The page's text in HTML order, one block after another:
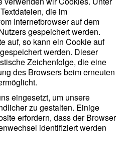
die im
Internetbrowser auf dem
gespeichert werden.
auf, so kann ein Cookie auf
werden. Dieser
Zeichenfolge, die eine
des Browsers beim erneuten
eingesetzt, um unsere
zu gestalten. Einige
erfordern, dass der Browser
identifiziert werden